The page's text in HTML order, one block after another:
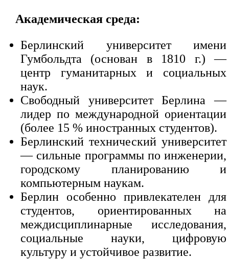
Академическая среда:
Берлинский университет имени
Гумбольдта (основан в 1810 г.) —
центр гуманитарных и социальных
наук.
Свободный университет Берлина —
лидер по международной ориентации
(более 15 % иностранных студентов).
Берлинский технический университет
— сильные программы по инженерии,
городскому планированию и
компьютерным наукам.
Берлин особенно привлекателен для
студентов, ориентированных на
междисциплинарные исследования,
социальные науки, цифровую
культуру и устойчивое развитие.